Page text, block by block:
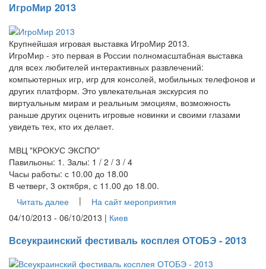
ИгроМир 2013
Крупнейшая игровая выставка ИгроМир 2013.
ИгроМир - это первая в России полномасштабная выставка
для всех любителей интерактивных развлечений:
компьютерных игр, игр для консолей, мобильных телефонов и
других платформ. Это увлекательная экскурсия по
виртуальным мирам и реальным эмоциям, возможность
раньше других оценить игровые новинки и своими глазами
увидеть тех, кто их делает.
МВЦ "КРОКУС ЭКСПО"
Павильоны: 1. Залы: 1 / 2 / 3 / 4
Часы работы: с 10.00 до 18.00
В четверг, 3 октября, с 11.00 до 18.00.
Читать далее
|
На сайт мероприятия
04/10/2013 - 06/10/2013 | Киев
Всеукраинский фестиваль косплея ОТОБЭ - 2013